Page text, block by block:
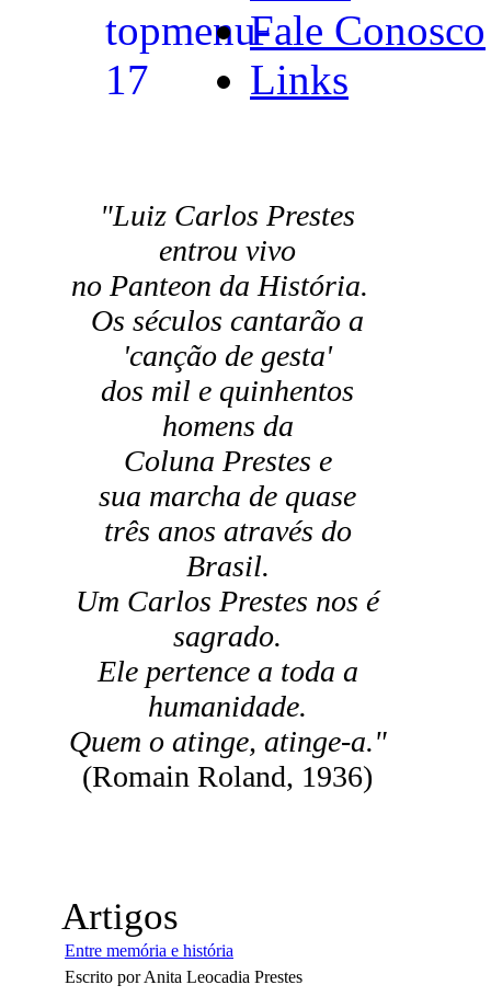
Fale Conosco
Links
"Luiz Carlos Prestes
entrou vivo
no Panteon da História.
Os séculos cantarão a
'canção de gesta'
dos mil e quinhentos
homens da
Coluna Prestes e
sua marcha de quase
três anos através do
Brasil.
Um Carlos Prestes nos é
sagrado.
Ele pertence a toda a
humanidade.
Quem o atinge, atinge-a."
(Romain Roland, 1936)
Artigos
Entre memória e história
Escrito por Anita Leocadia Prestes